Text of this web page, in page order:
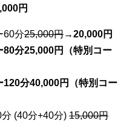
円
60分25,000円→20,000円
80分25,000円（特別コー
120分40,000円（特別コー
(40分+40分) 15,000円